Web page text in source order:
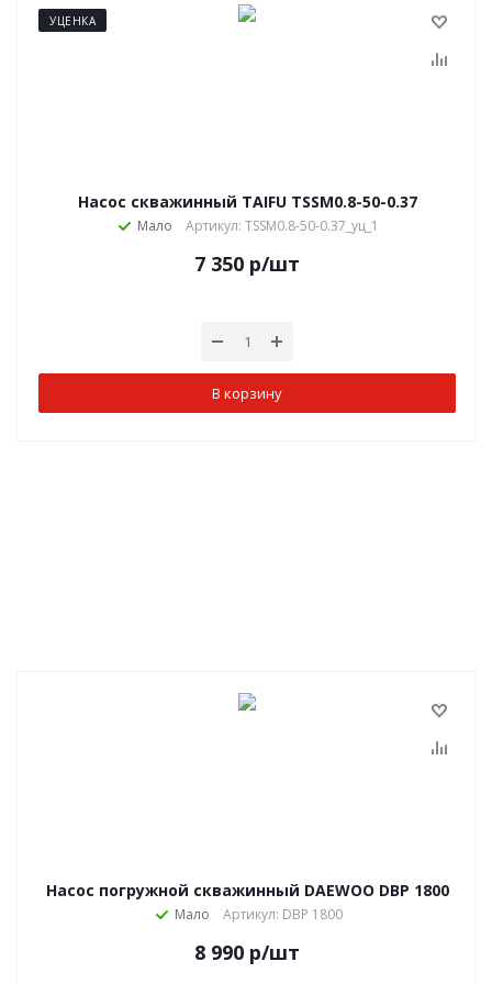
УЦЕНКА
Насос скважинный TAIFU TSSM0.8-50-0.37
Мало Артикул: TSSM0.8-50-0.37_уц_1
7 350 р/шт
В корзину
Насос погружной скважинный DAEWOO DBP 1800
Мало Артикул: DBP 1800
8 990 р/шт